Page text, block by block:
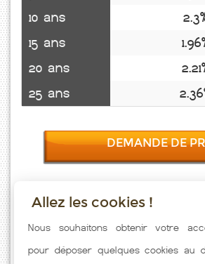
10 ans
15 ans
20 ans
25 ans
DEMANDE DE
Taux emprunt actualisés (Leves) toutes les
pratiqués par nos partenaires bancaires.
assurance. Taux crédit immobilier
Allez les cookies !
Nous souhaitons obtenir votre
pour déposer quelques cookies au